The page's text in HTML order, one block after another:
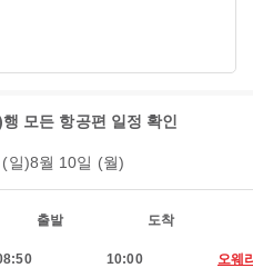
모든 항공편 일정 확인
일)8월 10일 (월)
출발 도착
10:00 오웨